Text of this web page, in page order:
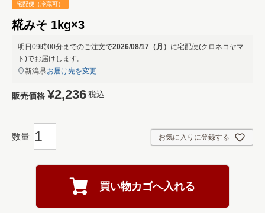
宅配便（冷蔵可）
糀みそ 1kg×3
明日09時00分までのご注文で2026/08/17（月） に宅配便(クロネコヤマ
ト)でお届けします。
新潟県 お届け先を変更
販売価格 ¥2,236税込
お気に入りに登録する
買い物カゴへ入れる